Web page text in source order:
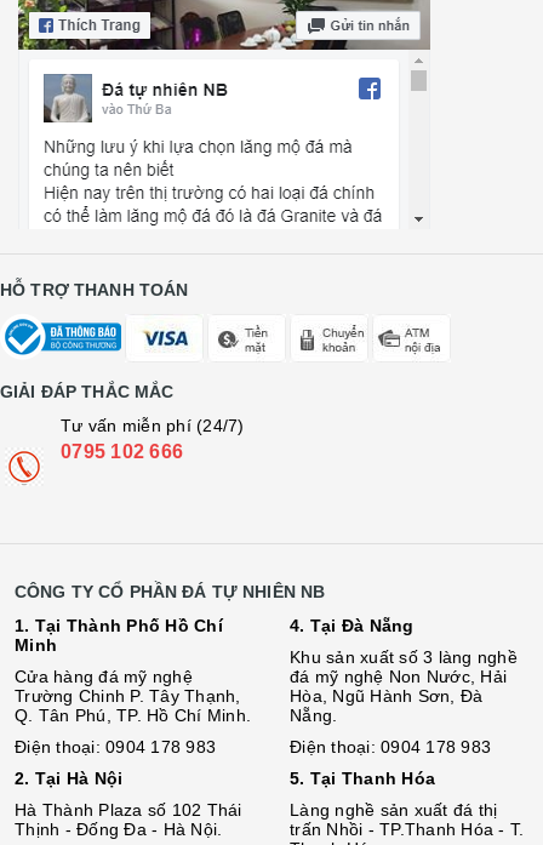
HỖ TRỢ THANH TOÁN
GIẢI ĐÁP THẮC MẮC
Tư vấn miễn phí (24/7)
0795 102 666
CÔNG TY CỔ PHẦN ĐÁ TỰ NHIÊN NB
1. Tại Thành Phố Hồ Chí
Minh
Cửa hàng đá mỹ nghệ
Trường Chinh P. Tây Thạnh,
Q. Tân Phú, TP. Hồ Chí Minh.
Điện thoại: 0904 178 983
2. Tại Hà Nội
Hà Thành Plaza số 102 Thái
Thịnh - Đống Đa - Hà Nội.
4. Tại Đà Nẵng
Khu sản xuất số 3 làng nghề
đá mỹ nghệ Non Nước, Hải
Hòa, Ngũ Hành Sơn, Đà
Nẵng.
Điện thoại: 0904 178 983
5. Tại Thanh Hóa
Làng nghề sản xuất đá thị
trấn Nhồi - TP.Thanh Hóa - T.